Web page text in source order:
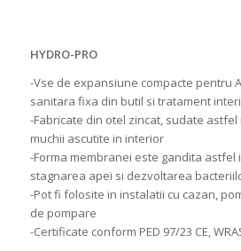
HYDRO-PRO
-Vse de expansiune compacte pentru
sanitara fixa din butil si tratament
-Fabricate din otel zincat, sudate
muchii ascutite in interior
-Forma membranei este gandita astfel
stagnarea apei si dezvoltarea
-Pot fi folosite in instalatii cu cazan,
de pompare
-Certificate conform PED 97/23 CE,